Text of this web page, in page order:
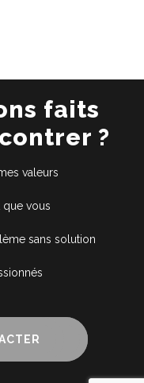
faits
?
valeurs
que vous
sans solution